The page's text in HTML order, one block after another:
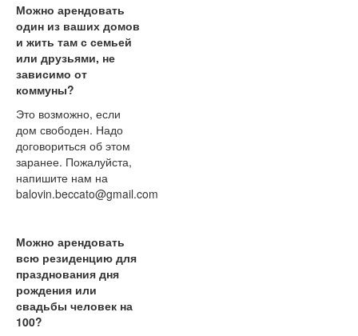
Можно арендовать
один из ваших домов
и жить там с семьей
или друзьями, не
зависимо от
коммуны?
Это возможно, если
дом свободен. Надо
договориться об этом
заранее. Пожалуйста,
напишите нам на
balovin.beccato@gmail.com
Можно арендовать
всю резиденцию для
празднования дня
рождения или
свадьбы человек на
100?